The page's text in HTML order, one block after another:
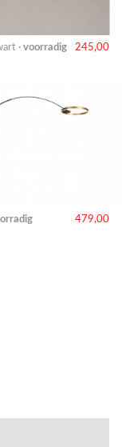
· voorradig 245,00
479,00